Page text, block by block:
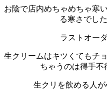
お陰で店内めちゃめちゃ寒
る寒さでし
ラストオー
生クリームはキツくてもチ
ちゃうのは得手
生クリを飲める人